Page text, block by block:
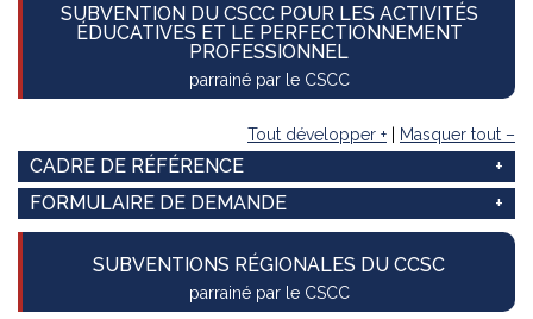
SUBVENTION DU CSCC POUR LES ACTIVITÉS
ÉDUCATIVES ET LE PERFECTIONNEMENT
PROFESSIONNEL
parrainé par le CSCC
Tout développer + | Masquer tout –
CADRE DE RÉFÉRENCE
FORMULAIRE DE DEMANDE
SUBVENTIONS RÉGIONALES DU CCSC
parrainé par le CSCC